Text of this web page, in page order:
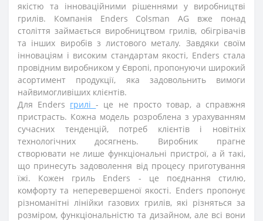
якістю та інноваційними рішеннями у виробництві
грилів. Компанія Enders Colsman AG вже понад
століття займається виробництвом грилів, обігрівачів
та інших виробів з листового металу. Завдяки своїм
інноваціям і високим стандартам якості, Enders стала
провідним виробником у Європі, пропонуючи широкий
асортимент продукції, яка задовольнить вимоги
найвимогливіших клієнтів.
Для Enders грилі- це не просто товар, а справжня
пристрасть. Кожна модель розроблена з урахуванням
сучасних тенденцій, потреб клієнтів і новітніх
технологічних досягнень. Виробник прагне
створювати не лише функціональні пристрої, а й такі,
що принесуть задоволення від процесу приготування
їжі. Кожен гриль Enders - це поєднання стилю,
комфорту та неперевершеної якості. Enders пропонує
різноманітні лінійки газових грилів, які різняться за
розміром, функціональністю та дизайном, але всі вони